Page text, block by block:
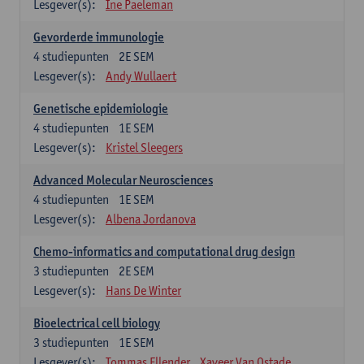
Lesgever(s):
Ine Paeleman
Gevorderde immunologie
2E SEM
4studiepunten
Lesgever(s):
Andy Wullaert
Genetische epidemiologie
1E SEM
4studiepunten
Lesgever(s):
Kristel Sleegers
Advanced Molecular Neurosciences
1E SEM
4studiepunten
Lesgever(s):
Albena Jordanova
Chemo-informatics and computational drug design
2E SEM
3 studiepunten
Lesgever(s):
Hans De Winter
Bioelectrical cell biology
1E SEM
3 studiepunten